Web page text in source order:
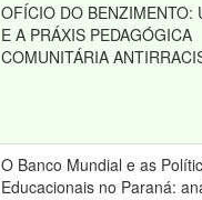
OFÍCIO DO BENZIMENTO:
E A PRÁXIS PEDAGÓGICA
COMUNITÁRIA
O Banco Mundial e as
Educacionais no Paraná: